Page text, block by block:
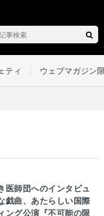
ティ ウェブマガジン
医師団へのインタビュ
戯曲、あたらしい国際
ング公演『不可能の限